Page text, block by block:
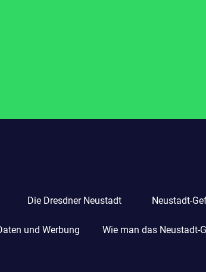
Die Dresdner Neustadt Neustadt-
und Werbung Wie man das Neustadt-